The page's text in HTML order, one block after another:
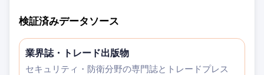
検証済みデータソース
業界誌・トレード出版物
セキュリティ・防衛分野の専門誌とトレードプレス